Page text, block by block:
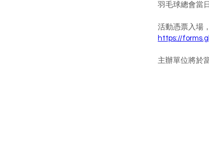
羽毛球總會當
活動憑票入場
https://
主辦單位將於